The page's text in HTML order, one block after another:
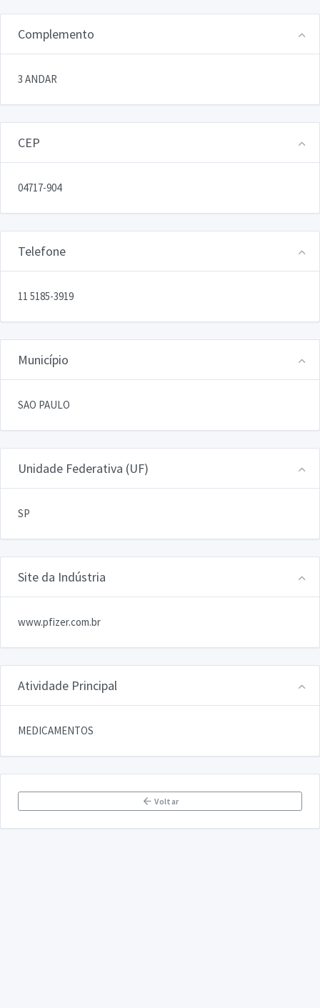
Complemento
3 ANDAR
CEP
04717-904
Telefone
11 5185-3919
Município
SAO PAULO
Unidade Federativa (UF)
SP
Site da Indústria
www.pfizer.com.br
Atividade Principal
MEDICAMENTOS
Voltar